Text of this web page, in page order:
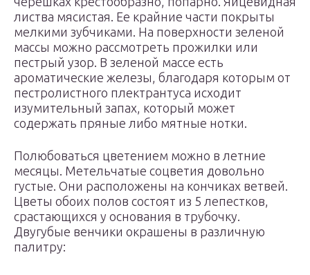
листва мясистая. Ее крайние части покрыты
мелкими зубчиками. На поверхности зеленой
массы можно рассмотреть прожилки или
пестрый узор. В зеленой массе есть
ароматические железы, благодаря которым от
пестролистного плектрантуса исходит
изумительный запах, который может
содержать пряные либо мятные нотки.
Полюбоваться цветением можно в летние
месяцы. Метельчатые соцветия довольно
густые. Они расположены на кончиках ветвей.
Цветы обоих полов состоят из 5 лепестков,
срастающихся у основания в трубочку.
Двугубые венчики окрашены в различную
палитру: